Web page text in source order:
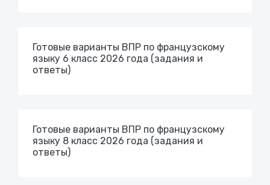
Готовые варианты ВПР по французскому
языку 6 класс 2026 года (задания и
ответы)
Готовые варианты ВПР по французскому
языку 8 класс 2026 года (задания и
ответы)